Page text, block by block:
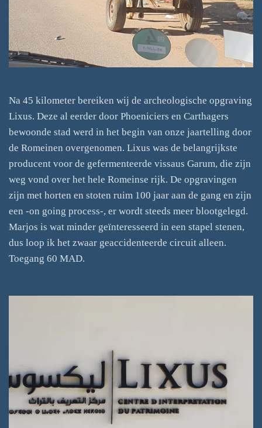
Na 45 kilometer bereiken wij de archeologische opgraving
Lixus. Deze al eerder door Phoeniciers en Carthagers
bewoonde stad werd in het begin van onze jaartelling door
de Romeinen overgenomen. Lixus was de belangrijkste
producent voor de gefermenteerde vissaus Garum, die zijn
weg vond over het hele Romeinse rijk. De opgravingen
zijn met horten en stoten ruim 100 jaar aan de gang en zijn
een -on going process-, er wordt steeds meer blootgelegd.
Marjos is wat minder geïnteresseerd in een stapel stenen,
dus loop ik het zwaar geaccidenteerde circuit alleen.
Toegang 60 MAD.